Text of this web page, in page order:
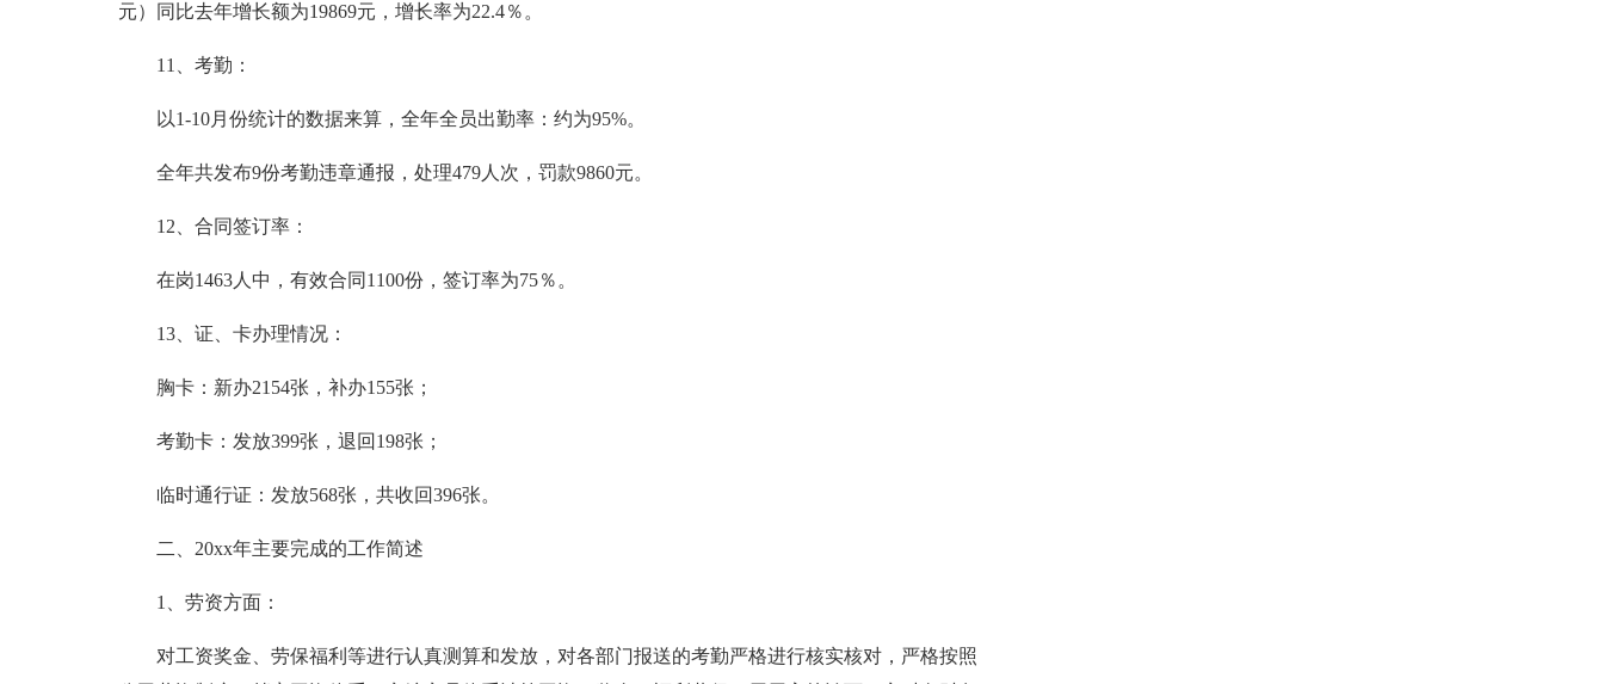
元）同比去年增长额为19869元，增长率为22.4％。
11、考勤：
以1-10月份统计的数据来算，全年全员出勤率：约为95%。
全年共发布9份考勤违章通报，处理479人次，罚款9860元。
12、合同签订率：
在岗1463人中，有效合同1100份，签订率为75％。
13、证、卡办理情况：
胸卡：新办2154张，补办155张；
考勤卡：发放399张，退回198张；
临时通行证：发放568张，共收回396张。
二、20xx年主要完成的工作简述
1、劳资方面：
对工资奖金、劳保福利等进行认真测算和发放，对各部门报送的考勤严格进行核实核对，严格按照